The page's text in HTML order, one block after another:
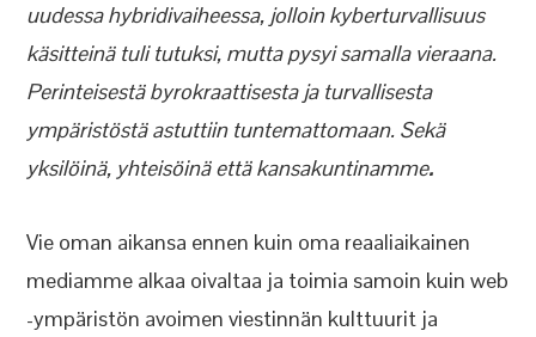
uudessa hybridivaiheessa, jolloin kyberturvallisuus
käsitteinä tuli tutuksi, mutta pysyi samalla vieraana.
Perinteisestä byrokraattisesta ja turvallisesta
ympäristöstä astuttiin tuntemattomaan. Sekä
yksilöinä, yhteisöinä että kansakuntinamme.
Vie oman aikansa ennen kuin oma reaaliaikainen
mediamme alkaa oivaltaa ja toimia samoin kuin web
-ympäristön avoimen viestinnän kulttuurit ja